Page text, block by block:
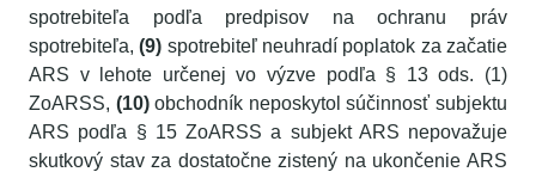
spotrebiteľa podľa predpisov na ochranu práv
spotrebiteľa,(9) spotrebiteľ neuhradí poplatok za začatie
ARS v lehote určenej vo výzve podľa § 13 ods. (1)
ZoARSS, (10)obchodník neposkytol súčinnosť subjektu
ARS podľa § 15 ZoARSS a subjekt ARS nepovažuje
skutkový stav za dostatočne zistený na ukončenie ARS